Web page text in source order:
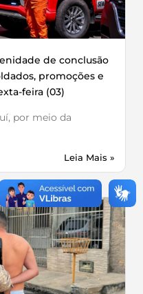
de conclusão
promoções e
feira (03)
por meio da
Leia Mais »